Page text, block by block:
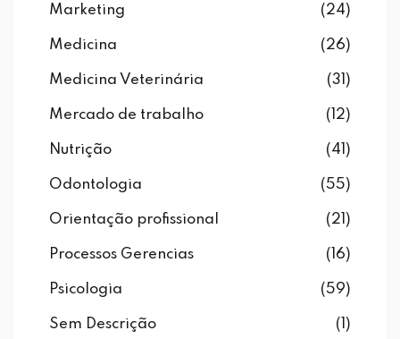
Marketing (24)
Medicina (26)
Medicina Veterinária (31)
Mercado de trabalho (12)
Nutrição (41)
Odontologia (55)
Orientação profissional (21)
Processos Gerencias (16)
Psicologia (59)
Sem Descrição (1)